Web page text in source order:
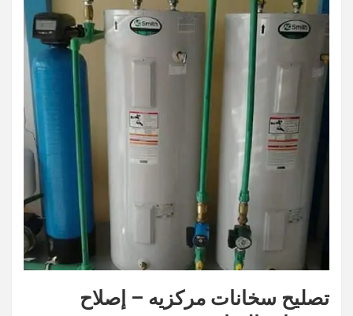
تصليح سخانات مركزيه – إصلاح